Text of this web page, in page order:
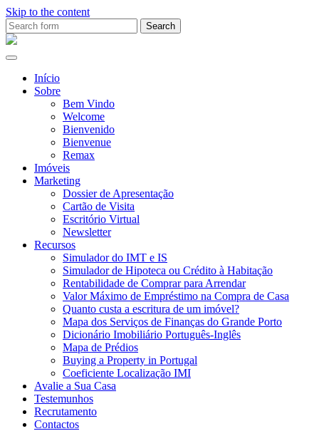
Skip to the content
Search
for:Ana
Início
Sobre
Bem Vindo
Welcome
Bienvenido
Bienvenue
Remax
Imóveis
Marketing
Dossier de Apresentação
Cartão de Visita
Escritório Virtual
Newsletter
Recursos
Simulador do IMT e IS
Simulador de Hipoteca ou Crédito à Habitação
Rentabilidade de Comprar para Arrendar
Valor Máximo de Empréstimo na Compra de Casa
Quanto custa a escritura de um imóvel?
Mapa dos Serviços de Finanças do Grande Porto
Dicionário Imobiliário Português-Inglês
Mapa de Prédios
Buying a Property in Portugal
Coeficiente Localização IMI
Avalie a Sua Casa
Testemunhos
Recrutamento
Contactos